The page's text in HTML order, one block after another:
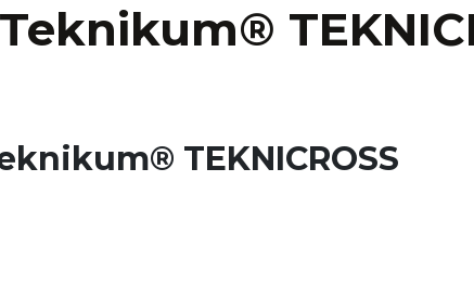
Teknikum®
TEKNICROSS